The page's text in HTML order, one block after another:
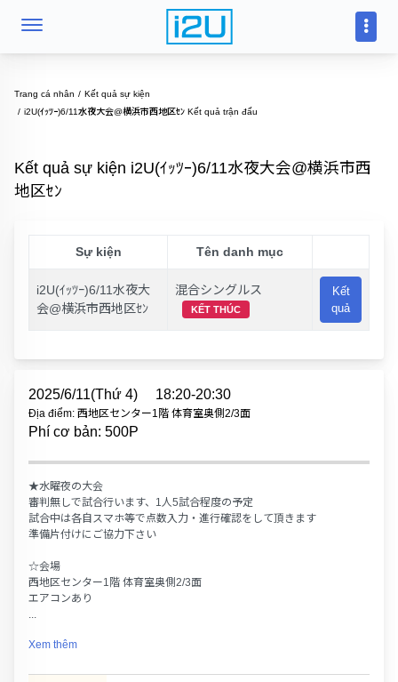
Trang cá nhân
Kết quả sự kiện
i2U(ｲｯﾂｰ)6/11水夜大会@横浜市西地区ｾﾝ Kết quả trận đấu
Kết quả sự kiện i2U(ｲｯﾂｰ)6/11水夜大会@横浜市西
地区ｾﾝ
Sự kiện Tên danh mục
i2U(ｲｯﾂｰ)6/11水夜大
会@横浜市西地区ｾﾝ
混合シングルス
KẾT THÚC
Kết
quả
2025/6/11(Thứ 4) 18:20-20:30
Địa điểm: 西地区センター1階 体育室奥側2/3面
Phí cơ bản: 500P
★水曜夜の大会
審判無しで試合行います、1人5試合程度の予定
試合中は各自スマホ等で点数入力・進行確認をして頂きます
準備片付けにご協力下さい
☆会場
西地区センター1階 体育室奥側2/3面
エアコンあり
...
Xem thêm